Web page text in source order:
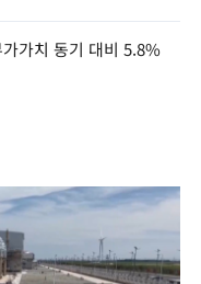
가치 동기 대비 5.8%